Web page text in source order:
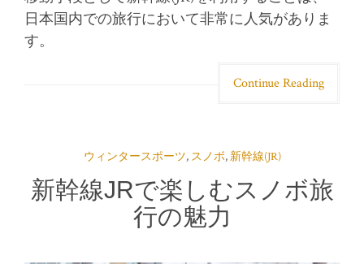
日本国内での旅行において非常に人気がありま
す。
Continue Reading
ウィンタースポーツ, スノボ,新幹線(JR)
新幹線JRで楽しむスノボ旅
行の魅力